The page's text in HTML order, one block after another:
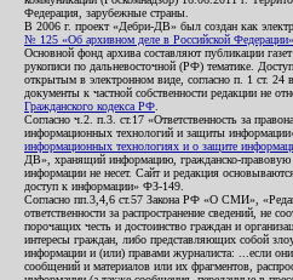
Федерация, зарубежные страны.
В 2006 г. проект «Дебри-ДВ» был создан как
№ 125 «Об архивном деле в Российской Федерации»
Основной фонд архива составляют публикации
рукописи по дальневосточной (РФ) тематике.
открытым в электронном виде, согласно п. 1 ст. 24
документы к частной собственности редакции не
Гражданского кодекса РФ
Согласно ч.2. п.3. ст.17 «Ответственность за
информационных технологий и защиты
информационных технологиях и о защите
ДВ», хранящий информацию, гражданско-правовую
информации не несет. Сайт и редакция
доступ к информации» ФЗ-149.
Согласно пп.3,4,6 ст.57 Закона РФ «О СМИ»,
ответственности за распространение сведений, не
порочащих честь и достоинство граждан и
интересы граждан, либо представляющих собой
информации и (или) правами журналиста: ...если
сообщений и материалов или их фрагментов,